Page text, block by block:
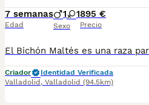
7 semanas
Edad
1 1
Sexo
895 €
Precio
Criador
Identidad Verificada
Valladolid , Valladolid (94.5km)